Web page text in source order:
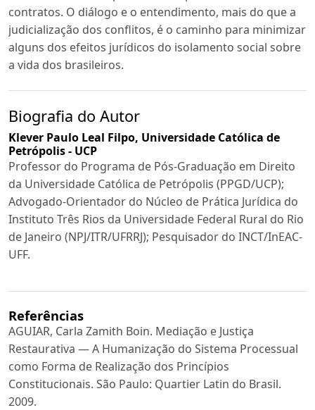
contratos. O diálogo e o entendimento, mais do que a
judicialização dos conflitos, é o caminho para minimizar
alguns dos efeitos jurídicos do isolamento social sobre
a vida dos brasileiros.
Biografia do Autor
Klever Paulo Leal Filpo, Universidade Católica de
Petrópolis - UCP
Professor do Programa de Pós-Graduação em Direito
da Universidade Católica de Petrópolis (PPGD/UCP);
Advogado-Orientador do Núcleo de Prática Jurídica do
Instituto Três Rios da Universidade Federal Rural do Rio
de Janeiro (NPJ/ITR/UFRRJ); Pesquisador do INCT/InEAC-
UFF.
Referências
AGUIAR, Carla Zamith Boin. Mediação e Justiça
Restaurativa — A Humanização do Sistema Processual
como Forma de Realização dos Princípios
Constitucionais. São Paulo: Quartier Latin do Brasil.
2009.